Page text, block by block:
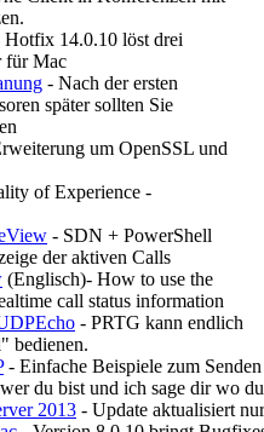
Hotfix 14.0.10 löst drei
für Mac
- Nach der ersten
später sollten Sie
um OpenSSL und
of Experience -
- SDN + PowerShell
der aktiven Calls
(Englisch)- How to use the
call status information
- PRTG kann endlich
bedienen.
- Einfache Beispiele zum
du bist und ich sage dir wo du
2013 - Update aktualisiert